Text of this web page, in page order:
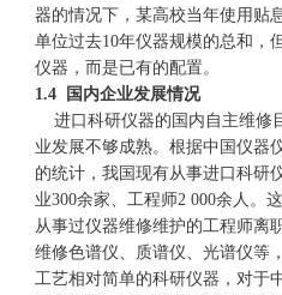
器的情况下，某高校当年使用贴
单位过去10年仪器规模的总和，
仪器，而是已有的配置。
1.4 国内企业发展情况
进口科研仪器的国内自主维修
业发展不够成熟。根据中国仪器
的统计，我国现有从事进口科研
业300余家、工程师2 000余人。
从事过仪器维修维护的工程师离
维修色谱仪、质谱仪、光谱仪等
工艺相对简单的科研仪器，对于